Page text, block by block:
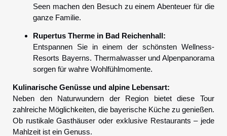
Seen machen den Besuch zu einem Abenteuer für die
ganze Familie.
Rupertus Therme in Bad Reichenhall:
Entspannen Sie in einem der schönsten Wellness-
Resorts Bayerns. Thermalwasser und Alpenpanorama
sorgen für wahre Wohlfühlmomente.
Kulinarische Genüsse und alpine Lebensart:
Neben den Naturwundern der Region bietet diese Tour
zahlreiche Möglichkeiten, die bayerische Küche zu genießen.
Ob rustikale Gasthäuser oder exklusive Restaurants – jede
Mahlzeit ist ein Genuss.